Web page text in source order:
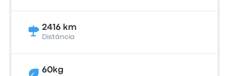
2416 km
Distância
60kg